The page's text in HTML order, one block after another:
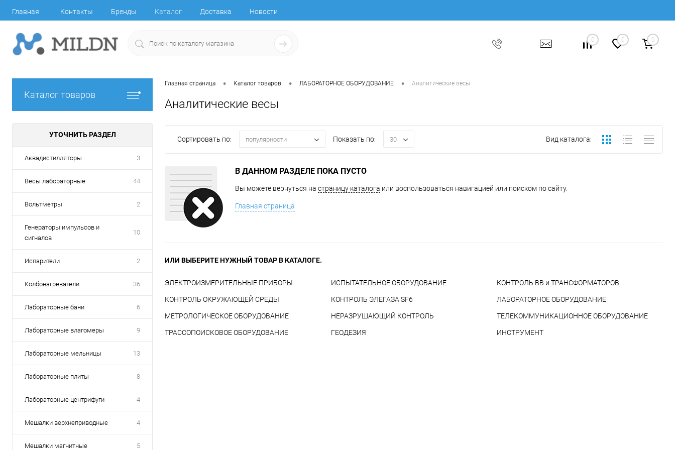
Главная Контакты Бренды Каталог Доставка Новости
0 0 0
Каталог товаров
УТОЧНИТЬ РАЗДЕЛ
Аквадистилляторы 3
Весы лабораторные 44
Вольтметры 2
Генераторы импульсов и
сигналов
10
Испарители 2
Колбонагреватели 36
Лабораторные бани 6
Лабораторные влагомеры 9
Лабораторные мельницы 13
Лабораторные плиты 8
Лабораторные центрифуги 4
Мешалки верхнеприводные 4
Мешалки магнитные 5
Главная страница • Каталог товаров • ЛАБОРАТОРНОЕ ОБОРУДОВАНИЕ • Аналитические весы
Аналитические весы
Сортировать по: популярности Показать по: 30 Вид каталога:
В ДАННОМ РАЗДЕЛЕ ПОКА ПУСТО
Вы можете вернуться на страницу каталога или воспользоваться навигацией или поиском по сайту.
Главная страница
ИЛИ ВЫБЕРИТЕ НУЖНЫЙ ТОВАР В КАТАЛОГЕ.
ЭЛЕКТРОИЗМЕРИТЕЛЬНЫЕ ПРИБОРЫ ИСПЫТАТЕЛЬНОЕ ОБОРУДОВАНИЕ КОНТРОЛЬ ВВ и ТРАНСФОРМАТОРОВ
КОНТРОЛЬ ОКРУЖАЮЩЕЙ СРЕДЫ КОНТРОЛЬ ЭЛЕГАЗА SF6 ЛАБОРАТОРНОЕ ОБОРУДОВАНИЕ
МЕТРОЛОГИЧЕСКОЕ ОБОРУДОВАНИЕ НЕРАЗРУШАЮЩИЙ КОНТРОЛЬ ТЕЛЕКОММУНИКАЦИОННОЕ ОБОРУДОВАНИЕ
ТРАССОПОИСКОВОЕ ОБОРУДОВАНИЕ ГЕОДЕЗИЯ ИНСТРУМЕНТ